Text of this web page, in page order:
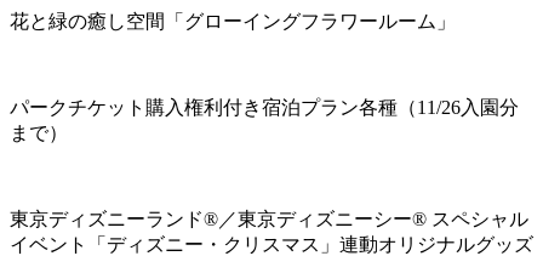
花と緑の癒し空間「グローイングフラワールーム」
パークチケット購入権利付き宿泊プラン各種（11/26入園分
まで）
東京ディズニーランド®／東京ディズニーシー® スペシャル
イベント「ディズニー・クリスマス」連動オリジナルグッズ